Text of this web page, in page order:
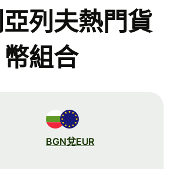
列夫熱門貨
幣組合
BGN兌EUR